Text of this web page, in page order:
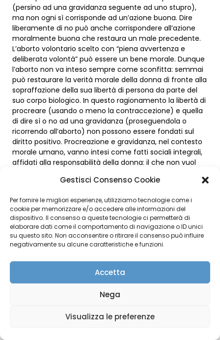
Gestisci Consenso Cookie
Per fornire le migliori esperienze, utilizziamo tecnologie come i
cookie per memorizzare e/o accedere alle informazioni del
dispositivo. Il consenso a queste tecnologie ci permetterà di
elaborare dati come il comportamento di navigazione o ID unici
su questo sito. Non acconsentire o ritirare il consenso può influire
negativamente su alcune caratteristiche e funzioni.
Accetta
Nega
Visualizza le preferenze